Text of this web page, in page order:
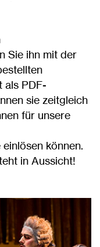
Sie ihn mit der
als PDF-
sie zeitgleich
für unsere
können.
in Aussicht!